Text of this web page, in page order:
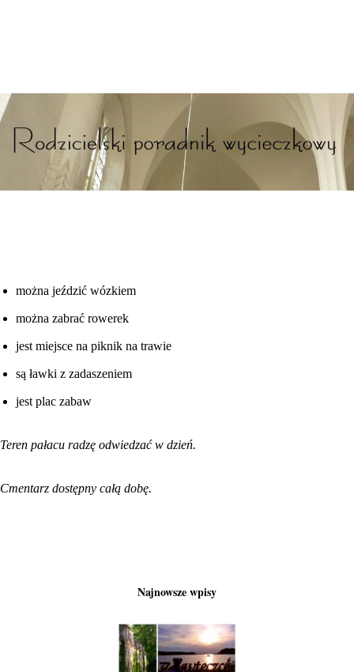
można jeździć wózkiem
można zabrać rowerek
jest miejsce na piknik na trawie
są ławki z zadaszeniem
jest plac zabaw
Teren pałacu radzę odwiedzać w dzień.
Cmentarz dostępny całą dobę.
Najnowsze wpisy